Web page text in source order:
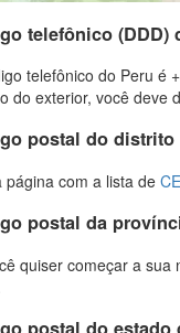
telefônico (DDD)
telefônico do Peru é
do exterior, você deve
postal do distrito
página com a lista de
postal da
quiser começar a